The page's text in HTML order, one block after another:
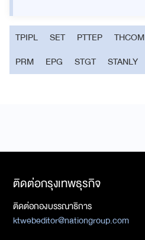
TPIPL SET PTTEP THCOM
PRM
EPG STGT STANLY
ติดต่อกรุงเทพธุรกิจ
ติดต่อกองบรรณาธิการ
ktwebeditor@nationgroup.com